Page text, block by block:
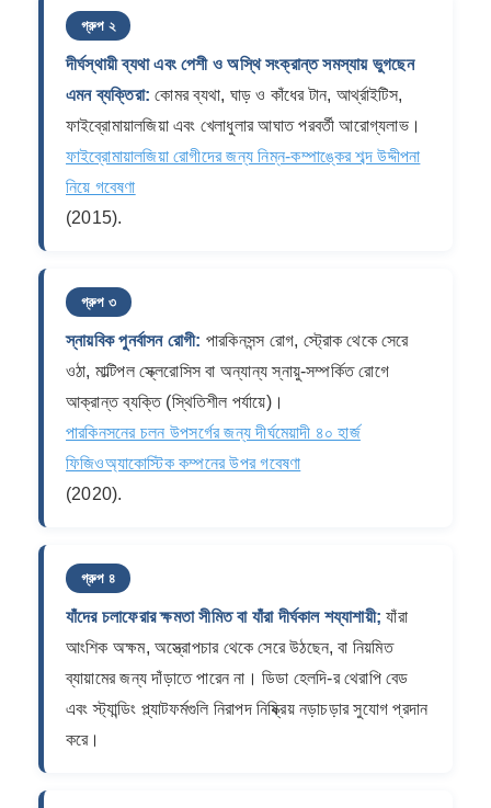
গ্রুপ ২
দীর্ঘস্থায়ী ব্যথা এবং পেশী ও অস্থি সংক্রান্ত সমস্যায় ভুগছেন
এমন ব্যক্তিরা: কোমর ব্যথা, ঘাড় ও কাঁধের টান, আর্থ্রাইটিস,
ফাইব্রোমায়ালজিয়া এবং খেলাধুলার আঘাত পরবর্তী আরোগ্যলাভ।
ফাইব্রোমায়ালজিয়া রোগীদের জন্য নিম্ন-কম্পাঙ্কের শব্দ উদ্দীপনা
নিয়ে গবেষণা
(2015).
গ্রুপ ৩
স্নায়বিক পুনর্বাসন রোগী: পারকিনসন্স রোগ, স্ট্রোক থেকে সেরে
ওঠা, মাল্টিপল স্ক্লেরোসিস বা অন্যান্য স্নায়ু-সম্পর্কিত রোগে
আক্রান্ত ব্যক্তি (স্থিতিশীল পর্যায়ে)।
পারকিনসনের চলন উপসর্গের জন্য দীর্ঘমেয়াদী ৪০ হার্জ
ফিজিওঅ্যাকোস্টিক কম্পনের উপর গবেষণা
(2020).
গ্রুপ ৪
যাঁদের চলাফেরার ক্ষমতা সীমিত বা যাঁরা দীর্ঘকাল শয্যাশায়ী; যাঁরা
আংশিক অক্ষম, অস্ত্রোপচার থেকে সেরে উঠছেন, বা নিয়মিত
ব্যায়ামের জন্য দাঁড়াতে পারেন না। ডিডা হেলদি-র থেরাপি বেড
এবং স্ট্যান্ডিং প্ল্যাটফর্মগুলি নিরাপদ নিষ্ক্রিয় নড়াচড়ার সুযোগ প্রদান
করে।